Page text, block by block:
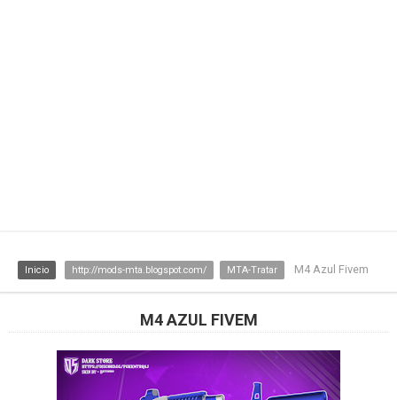
Inicio http://mods-mta.blogspot.com/ MTA-Tratar M4 Azul Fivem
M4 AZUL FIVEM